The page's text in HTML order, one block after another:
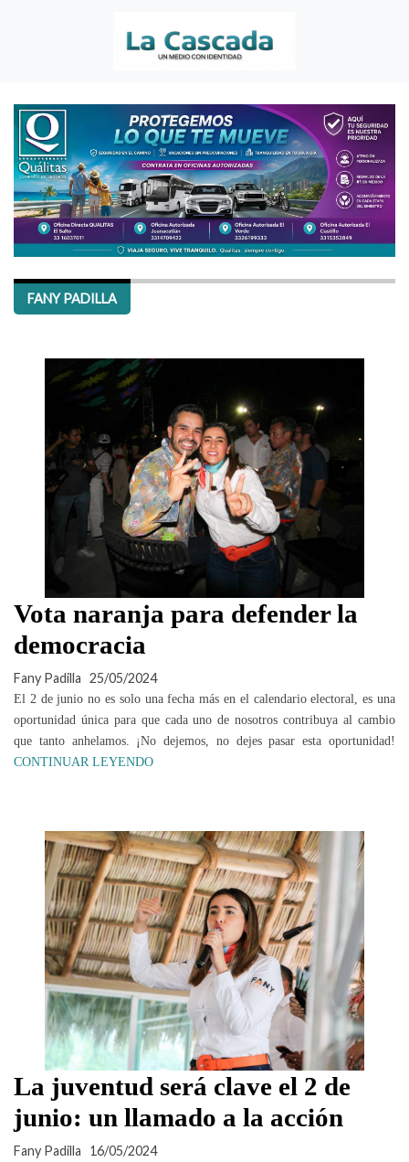
FANY PADILLA
Vota naranja para defender la
democracia
Fany Padilla 25/05/2024
El 2 de junio no es solo una fecha más en el calendario electoral, es una
oportunidad única para que cada uno de nosotros contribuya al cambio
que tanto anhelamos. ¡No dejemos, no dejes pasar esta oportunidad!
CONTINUAR LEYENDO
La juventud será clave el 2 de
junio: un llamado a la acción
Fany Padilla 16/05/2024